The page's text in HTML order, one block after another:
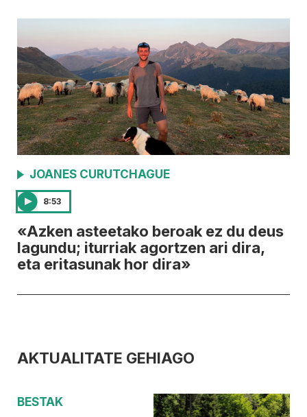
JOANES CURUTCHAGUE
8:53
«Azken asteetako beroak ez du deus
lagundu; iturriak agortzen ari dira,
eta eritasunak hor dira»
AKTUALITATE GEHIAGO
BESTAK